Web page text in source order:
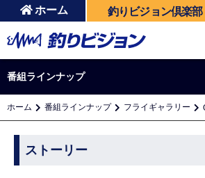
ホーム 釣りビジョン倶楽部
番組ラインナップ
ホーム 番組ラインナップ フライギャラリー
ストーリー